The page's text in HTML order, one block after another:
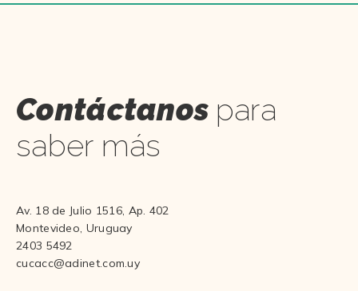
Contáctanos para
saber más
Av. 18 de Julio 1516, Ap. 402
Montevideo, Uruguay
2403 5492
cucacc@adinet.com.uy